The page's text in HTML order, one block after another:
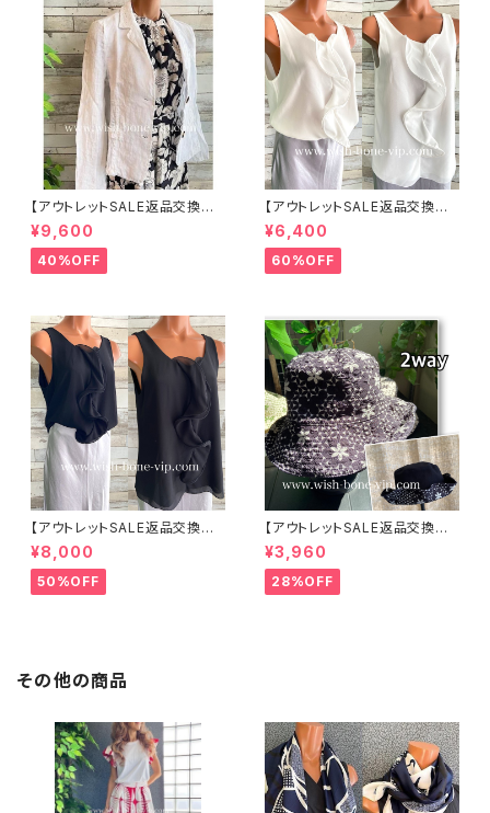
【アウトレットSALE返品交換不
可8/20まで】イタリア製サマー
ジャケット｜Made in ITALY｜
リネン麻 飾りエリ ジャケット/ホ
ワイト
¥9,600
40%OFF
【アウトレットSALE返品交換不
可8/20まで】イタリア製 CASA
DEILUCA ITALY｜前フリル＆B
IGフリルトップス /ホワイト
¥6,400
60%OFF
【アウトレットSALE返品交換不
可8/20まで】イタリア製 CASA
DEILUCA ITALY｜前フリル＆B
IGフリルトップス /ブラック
¥8,000
50%OFF
【アウトレットSALE返品交換不
可8/20まで】ワッフル立体フラワ
ー＆無地 2way リバーシブルハ
ット・ワイヤー入り変形ハット・フ
ラワー帽子【ブラック】
¥3,960
28%OFF
その他の商品